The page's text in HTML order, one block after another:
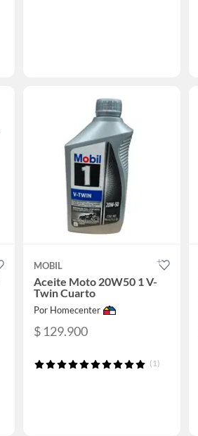
MOBIL
Aceite Moto 20W50 1 V-
Twin Cuarto
Por Homecenter
$ 129.900
(1)